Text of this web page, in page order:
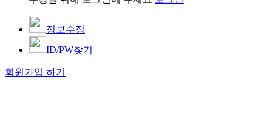
정보수정
ID/PW찾기
회원가입 하기